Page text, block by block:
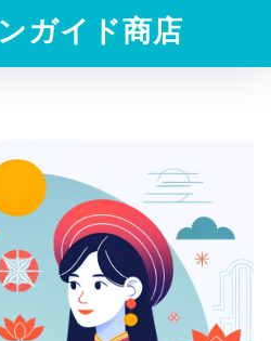
ガイド商店